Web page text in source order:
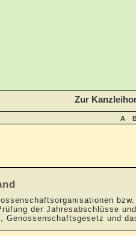
Zur
A
der Jahresabschlüsse
Genossenschaftsgesetz und